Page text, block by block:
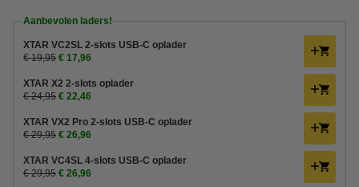
Aanbevolen laders!
XTAR VC2SL 2-slots USB-C oplader
€ 19,95 € 17,96
XTAR X2 2-slots oplader
€ 24,95 € 22,46
XTAR VX2 Pro 2-slots USB-C oplader
€ 29,95 € 26,96
XTAR VC4SL 4-slots USB-C oplader
€ 29,95 € 26,96